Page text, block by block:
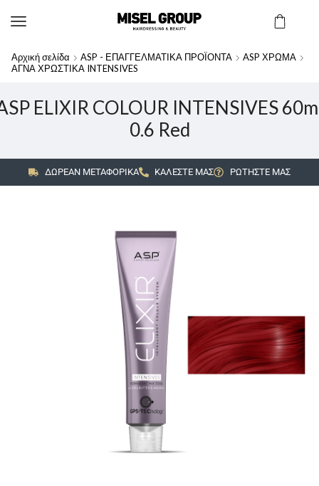
Αρχική σελίδα ASP - ΕΠΑΓΓΕΛΜΑΤΙΚΑ ΠΡΟΪΟΝΤΑ
ASP ΧΡΩΜΑ
ΑΓΝΑ ΧΡΩΣΤΙΚΑ INTENSIVES
ELIXIR COLOUR INTENSIVES
0.6 Red
ΔΩΡΕΑΝ ΜΕΤΑΦΟΡΙΚΑ ΚΑΛΕΣΤΕ ΜΑΣ ΡΩΤΗΣΤΕ ΜΑΣ